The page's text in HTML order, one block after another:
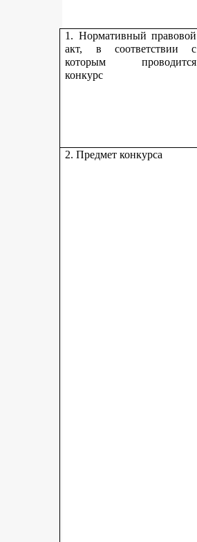
1. Нормативный правовой
акт, в соответствии с
которым проводится
конкурс
2. Предмет конкурса